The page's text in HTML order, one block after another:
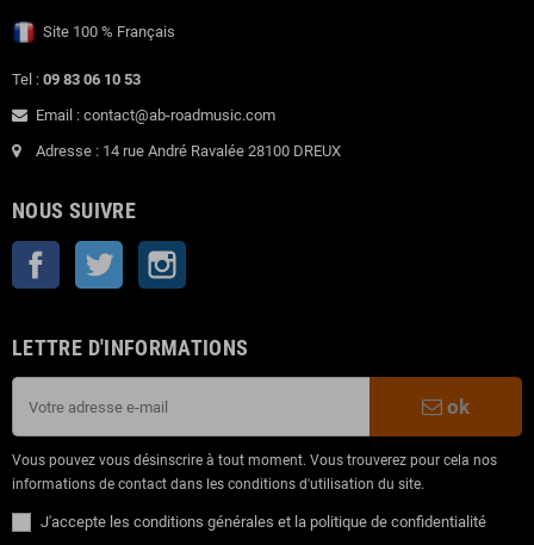
Site 100 % Français
Tel : 09 83 06 10 53
Email : contact@ab-roadmusic.com
Adresse : 14 rue André Ravalée 28100 DREUX
NOUS SUIVRE
Facebook Twitter
LETTRE D'INFORMATIONS
ok
Vous pouvez vous désinscrire à tout moment. Vous trouverez pour cela nos
informations de contact dans les conditions d'utilisation du site.
J'accepte les conditions générales et la politique de confidentialité